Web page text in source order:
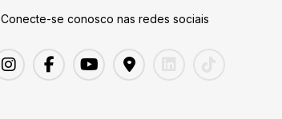
Conecte-se conosco nas redes sociais